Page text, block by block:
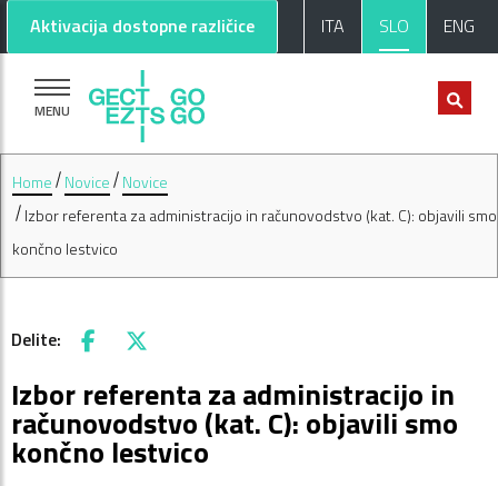
Pojdi na glavno vsebino
Pojdi na nogo strani
Aktivacija dostopne različice ITA SLO ENG
MENU
Home Novice
Novice
Izbor referenta za administracijo in računovodstvo (kat. C): objavili smo
končno lestvico
Delite: Facebook
X
Izbor referenta za administracijo in
računovodstvo (kat. C): objavili smo
končno lestvico